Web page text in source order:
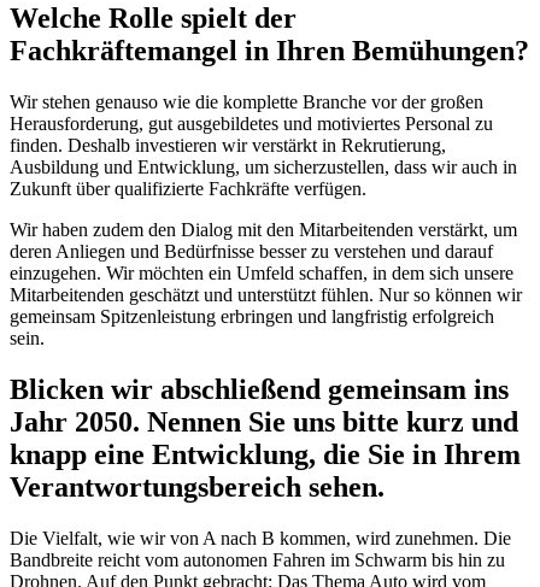
Welche Rolle spielt der
Fachkräftemangel in Ihren Bemühungen?
Wir stehen genauso wie die komplette Branche vor der großen
Herausforderung, gut ausgebildetes und motiviertes Personal zu
finden. Deshalb investieren wir verstärkt in Rekrutierung,
Ausbildung und Entwicklung, um sicherzustellen, dass wir auch in
Zukunft über qualifizierte Fachkräfte verfügen.
Wir haben zudem den Dialog mit den Mitarbeitenden verstärkt, um
deren Anliegen und Bedürfnisse besser zu verstehen und darauf
einzugehen. Wir möchten ein Umfeld schaffen, in dem sich unsere
Mitarbeitenden geschätzt und unterstützt fühlen. Nur so können wir
gemeinsam Spitzenleistung erbringen und langfristig erfolgreich
sein.
Blicken wir abschließend gemeinsam ins
Jahr 2050. Nennen Sie uns bitte kurz und
knapp eine Entwicklung, die Sie in Ihrem
Verantwortungsbereich sehen.
Die Vielfalt, wie wir von A nach B kommen, wird zunehmen. Die
Bandbreite reicht vom autonomen Fahren im Schwarm bis hin zu
Drohnen. Auf den Punkt gebracht: Das Thema Auto wird vom